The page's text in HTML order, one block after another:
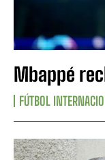
Mbappé
FÚTBOL